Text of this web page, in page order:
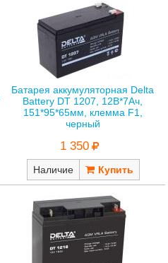
Батарея аккумуляторная Delta
Battery DT 1207, 12В*7Ач,
151*95*65мм, клемма F1,
черный
1 350
Наличие